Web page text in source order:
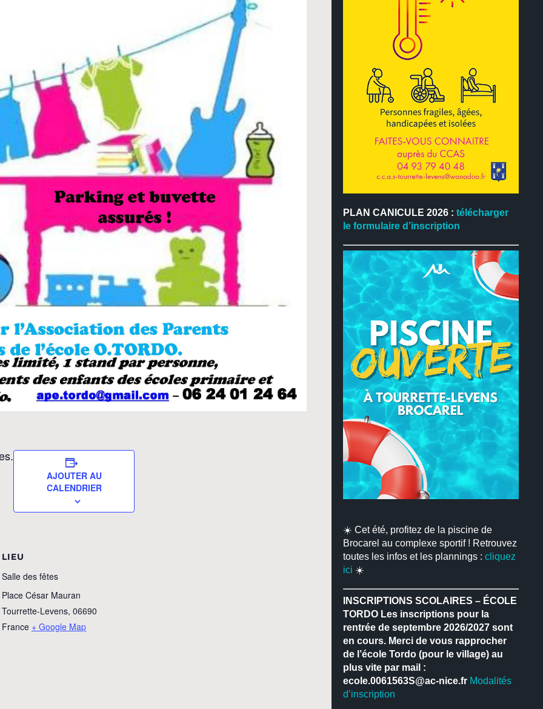
AJOUTER AU
CALENDRIER
LIEU
Salle des fêtes
Place César Mauran
Tourrette-Levens, 06690
France + Google Map
PLAN CANICULE 2026 : télécharger
le formulaire d’inscription
☀️ Cet été, profitez de la piscine de
Brocarel au complexe sportif ! Retrouvez
toutes les infos et les plannings : cliquez
ici ☀️
INSCRIPTIONS SCOLAIRES – ÉCOLE
TORDOLes inscriptions pour la
rentrée de septembre 2026/2027 sont
en cours. Merci de vous rapprocher
de l’école Tordo (pour le village) au
plus vite par mail :
ecole.0061563S@ac-nice.fr Modalités
d’inscription